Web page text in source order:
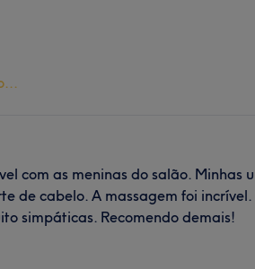
com as meninas do salão. Minhas
de cabelo. A massagem foi incrível.
simpáticas. Recomendo demais!